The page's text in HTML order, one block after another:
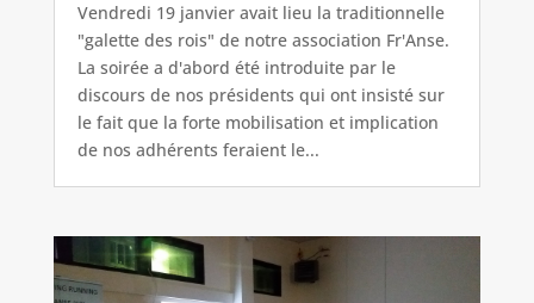
Vendredi 19 janvier avait lieu la traditionnelle
"galette des rois" de notre association Fr'Anse.
La soirée a d'abord été introduite par le
discours de nos présidents qui ont insisté sur
le fait que la forte mobilisation et implication
de nos adhérents feraient le...